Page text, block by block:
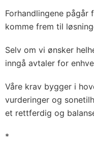
Forhandlingene
komme frem til
Selv om vi ønsker
inngå avtaler for
Våre krav bygger i
vurderinger og
et rettferdig og
*